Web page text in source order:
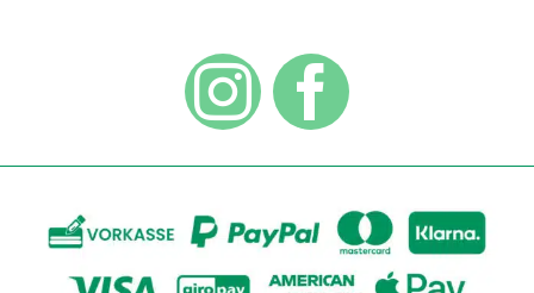
Widerrufsbelehrung
AGB